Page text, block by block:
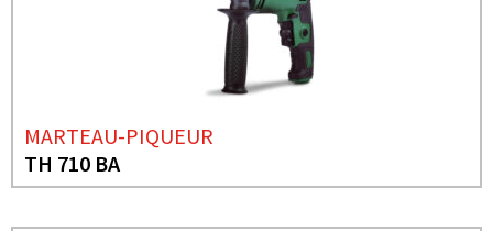
MARTEAU-PIQUEUR
TH 710 BA